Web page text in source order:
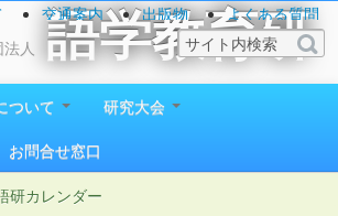
人
語学教育研
大正12）年創立
交通案内 出版物
よくある質問
ついて
研究大会
お問合せ窓口
研カレンダー